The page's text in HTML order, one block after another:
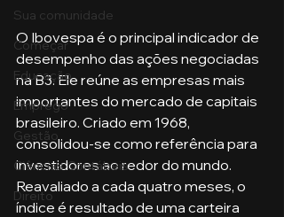
Sua comunidade
Começar
Educação
Emprego
Gestão
Ciências Contábeis
Direito
O Ibovespa é o principal indicador de
desempenho das ações negociadas
na B3. Ele reúne as empresas mais
importantes do mercado de capitais
brasileiro. Criado em 1968,
consolidou-se como referência para
investidores ao redor do mundo.
Reavaliado a cada quatro meses, o
índice é resultado de uma carteira